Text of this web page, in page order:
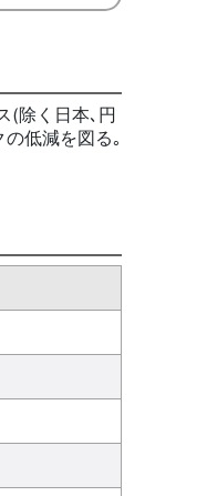
(除く日本､円
低減を図る｡